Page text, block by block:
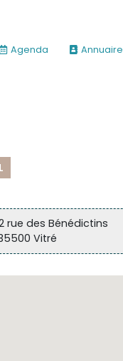
Agenda Annuaire
rue des Bénédictins
Vitré